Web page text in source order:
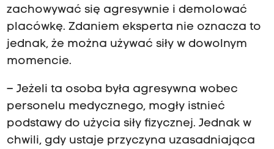
zachowywać się agresywnie i demolować
placówkę. Zdaniem eksperta nie oznacza to
jednak, że można używać siły w dowolnym
momencie.
– Jeżeli ta osoba była agresywna wobec
personelu medycznego, mogły istnieć
podstawy do użycia siły fizycznej. Jednak w
chwili, gdy ustaje przyczyna uzasadniająca